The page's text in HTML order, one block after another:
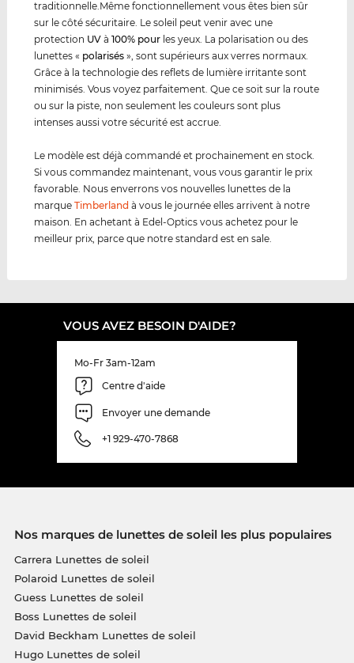
traditionnelle.Même fonctionnellement vous êtes bien sûr
sur le côté sécuritaire. Le soleil peut venir avec une
protection UV à100% pour les yeux. La polarisation ou des
lunettes « polarisés », sont supérieurs aux verres normaux.
Grâce à la technologie des reflets de lumière irritante sont
minimisés. Vous voyez parfaitement. Que ce soit sur la route
ou sur la piste, non seulement les couleurs sont plus
intenses aussi votre sécurité est accrue.
Le modèle est déjà commandé et prochainement en stock.
Si vous commandez maintenant, vous vous garantir le prix
favorable. Nous enverrons vos nouvelles lunettes de la
marqueTimberland à vous le journée elles arrivent à notre
maison. En achetant à Edel-Optics vous achetez pour le
meilleur prix, parce que notre standard est en sale.
VOUS AVEZ BESOIN D'AIDE?
Mo-Fr 3am-12am
Centre d'aide
Envoyer une demande
+1 929-470-7868
Nos marques de lunettes de soleil les plus populaires
Carrera Lunettes de soleil
Polaroid Lunettes de soleil
Guess Lunettes de soleil
Boss Lunettes de soleil
David Beckham Lunettes de soleil
Hugo Lunettes de soleil